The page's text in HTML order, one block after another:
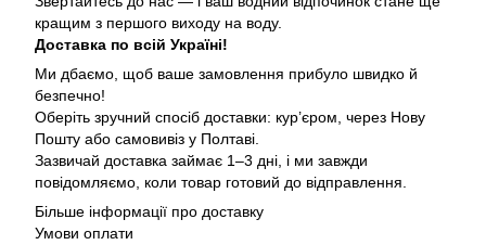
кращим з першого виходу на воду.
Доставка по всій Україні!
Ми дбаємо, щоб ваше замовлення прибуло швидко й
безпечно!
Оберіть зручний спосіб доставки: кур’єром, через Нову
Пошту або самовивіз у Полтаві.
Зазвичай доставка займає 1–3 дні, і ми завжди
повідомляємо, коли товар готовий до відправлення.
Більше інформації про доставку
Умови оплати